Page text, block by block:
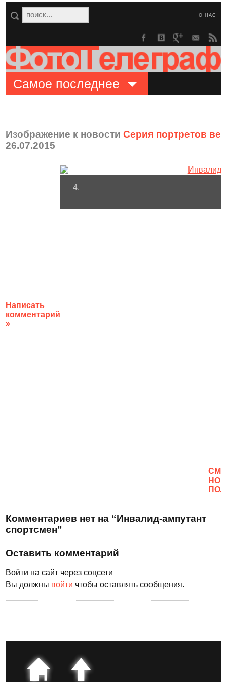
О НАС
Самое последнее
Изображение к новостиСерия портретов
26.07.2015
Написать
комментарий
»
4.
Комментариев нет на “Инвалид-ампутант
спортсмен”
Оставить комментарий
Войти на сайт через соцсети
Вы должны войти чтобы оставлять сообщения.